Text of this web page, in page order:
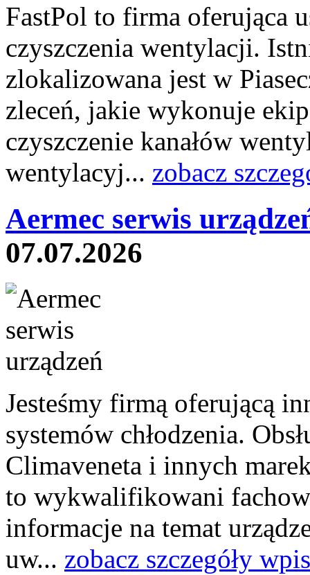
FastPol to firma oferująca
czyszczenia wentylacji.
zlokalizowana jest w
zleceń, jakie wykonuje
czyszczenie kanałów
wentylacyj... zobacz
Aermec serwis
07.07.2026
Jesteśmy firmą oferującą
systemów chłodzenia.
Climaveneta i innych
to wykwalifikowani
informacje na temat
uw... zobacz szczegóły